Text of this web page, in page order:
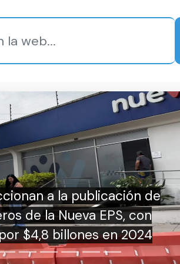
la publicación de
Nueva EPS, con
en 2024